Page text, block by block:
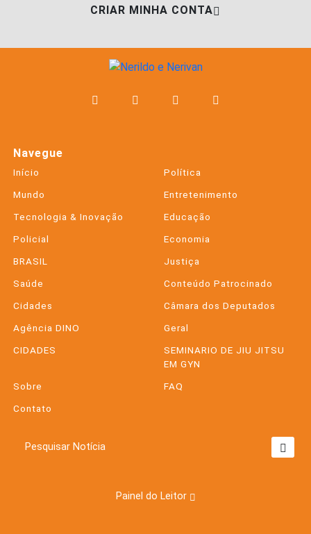
CRIAR MINHA CONTA
Navegue
Início
Política
Mundo
Entretenimento
Tecnologia & Inovação
Educação
Policial
Economia
BRASIL
Justiça
Saúde
Conteúdo Patrocinado
Cidades
Câmara dos Deputados
Agência DINO
Geral
CIDADES
SEMINARIO DE JIU JITSU
EM GYN
Sobre
FAQ
Contato
Pesquisar Notícia
Painel do Leitor
Esse site utiliza cookies para melhorar sua